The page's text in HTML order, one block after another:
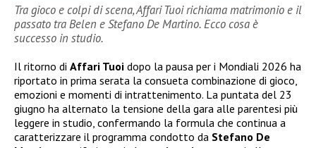
Tra gioco e colpi di scena, Affari Tuoi richiama matrimonio e il
passato tra Belen e Stefano De Martino. Ecco cosa è
successo in studio.
Il ritorno di Affari Tuoi dopo la pausa per i Mondiali 2026 ha
riportato in prima serata la consueta combinazione di gioco,
emozioni e momenti di intrattenimento. La puntata del 23
giugno ha alternato la tensione della gara alle parentesi più
leggere in studio, confermando la formula che continua a
caratterizzare il programma condotto da Stefano De